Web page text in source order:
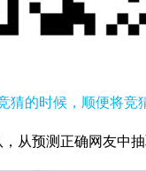
猜的时候，顺便将竞
从预测正确网友中